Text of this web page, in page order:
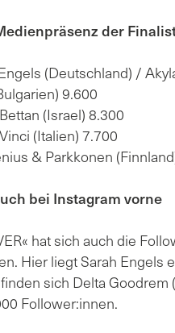
der
(Deutschland) /
9.600
(Israel) 8.300
(Italien) 7.700
& Parkkonen
bei Instagram vorne
hat sich auch die
Hier liegt Sarah Engels
sich Delta Goodrem
Follower:innen.